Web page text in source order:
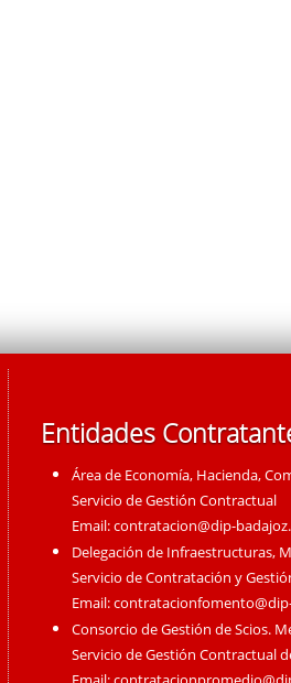
Entidades
Área de Economía, Hacienda,
Servicio de Gestión Contractual
Email:contratacion@dip-
Delegación de Infraestructuras,
Servicio de Contratación y
Email:
Consorcio de Gestión de Scios.
Servicio de Gestión Contractual